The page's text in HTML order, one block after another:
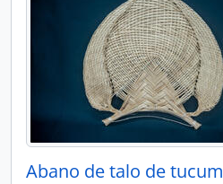
Abano de talo de tucum